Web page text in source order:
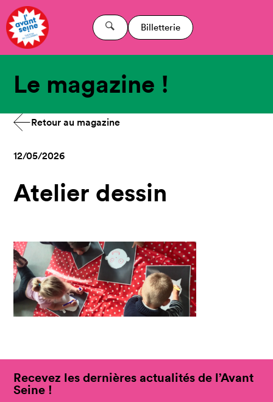
Billetterie
Le magazine !
Retour au magazine
12/05/2026
Atelier dessin
Recevez les dernières actualités de l’Avant
Seine !